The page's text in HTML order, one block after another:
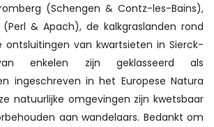
(Schengen & Contz-les-Bains),
& Apach), de kalkgraslanden rond
van kwartsieten in Sierck-
enkelen zijn geklasseerd als
ingeschreven in het Europese Natura
natuurlijke omgevingen zijn kwetsbaar
aan wandelaars. Bedankt om